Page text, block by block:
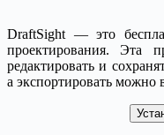
DraftSight — это
проектирования. Эта
редактировать и
а экспортировать